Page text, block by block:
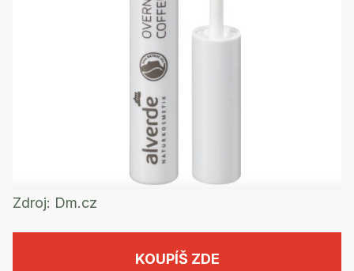
Zdroj: Dm.cz
KOUPÍŠ ZDE